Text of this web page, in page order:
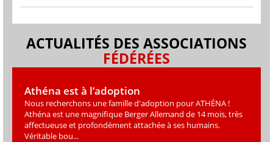
ACTUALITÉS DES ASSOCIATIONS
FÉDÉRÉES
Athéna est à l’adoption
Nous recherchons une famille d'adoption pour ATHÉNA !
Athéna est une magniﬁque Berger Allemand de 14 mois, très
affectueuse et profondément attachée à ses humains.
Véritable bou...